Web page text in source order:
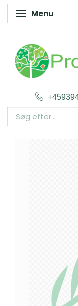
SkifteMenu